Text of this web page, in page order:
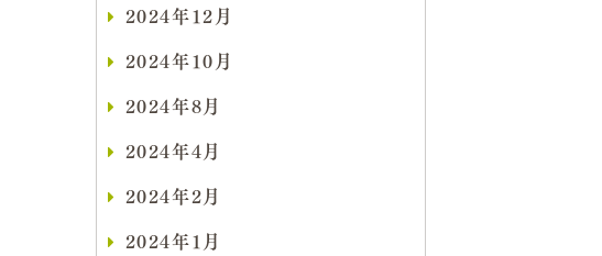
2024年12月
2024年10月
2024年8月
2024年4月
2024年2月
2024年1月